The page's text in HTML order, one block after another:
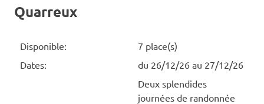
Quarreux
Disponible:
7 place(s)
Dates:
du 26/12/26 au 27/12/26
Deux splendides
journées de randonnée